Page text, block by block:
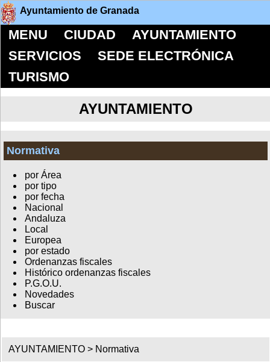
Ayuntamiento de Granada
MENU CIUDAD
AYUNTAMIENTO
SERVICIOS
SEDE ELECTRÓNICA
TURISMO
AYUNTAMIENTO
Normativa
por Área
por tipo
por fecha
Nacional
Andaluza
Local
Europea
por estado
Ordenanzas fiscales
Histórico ordenanzas fiscales
P.G.O.U.
Novedades
Buscar
AYUNTAMIENTO > Normativa